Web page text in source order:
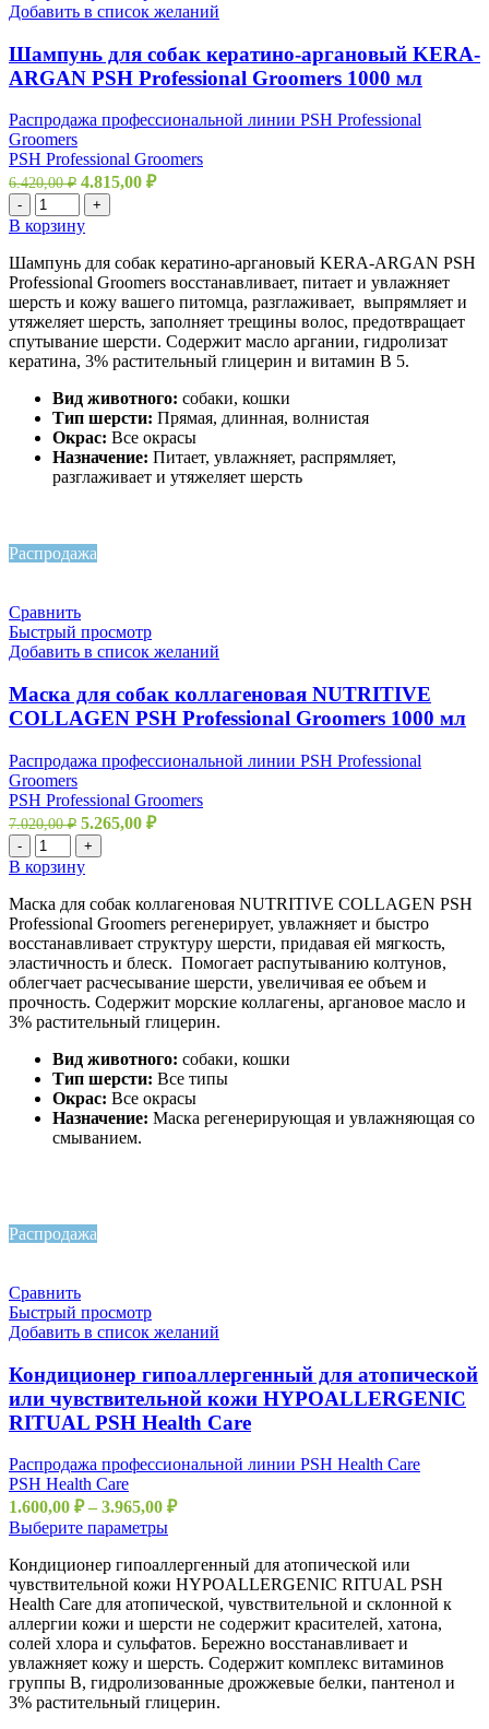
Добавить в список желаний
Шампунь для собак кератино-аргановый KERA-
ARGAN PSH Professional Groomers 1000 мл
Распродажа профессиональной линии PSH Professional
Groomers
PSH Professional Groomers
6.420,00₽ 4.815,00 ₽
- +
В корзину
Шампунь для собак кератино-аргановый KERA-ARGAN PSH
Professional Groomers восстанавливает, питает и увлажняет
шерсть и кожу вашего питомца, разглаживает, выпрямляет и
утяжеляет шерсть, заполняет трещины волос, предотвращает
спутывание шерсти. Содержит масло аргании, гидролизат
кератина, 3% растительный глицерин и витамин B 5.
Вид животного: собаки, кошки
Тип шерсти: Прямая, длинная, волнистая
Окрас: Все окрасы
Назначение: Питает, увлажняет, распрямляет,
разглаживает и утяжеляет шерсть
Распродажа
Сравнить
Быстрый просмотр
Добавить в список желаний
Маска для собак коллагеновая NUTRITIVE
COLLAGEN PSH Professional Groomers 1000 мл
Распродажа профессиональной линии PSH Professional
Groomers
PSH Professional Groomers
7.020,00₽ 5.265,00 ₽
- +
В корзину
Маска для собак коллагеновая NUTRITIVE COLLAGEN PSH
Professional Groomers регенерирует, увлажняет и быстро
восстанавливает структуру шерсти, придавая ей мягкость,
эластичность и блеск. Помогает распутыванию колтунов,
облегчает расчесывание шерсти, увеличивая ее объем и
прочность. Содержит морские коллагены, аргановое масло и
3% растительный глицерин.
Вид животного: собаки, кошки
Тип шерсти: Все типы
Окрас: Все окрасы
Назначение: Маска регенерирующая и увлажняющая со
смыванием.
Распродажа
Сравнить
Быстрый просмотр
Добавить в список желаний
Кондиционер гипоаллергенный для атопической
или чувствительной кожи HYPOALLERGENIC
RITUAL PSH Health Care
Распродажа профессиональной линии PSH Health Care
PSH Health Care
1.600,00 ₽ – 3.965,00 ₽
Выберите параметры
Кондиционер гипоаллергенный для атопической или
чувствительной кожи HYPOALLERGENIC RITUAL PSH
Health Care для атопической, чувствительной и склонной к
аллергии кожи и шерсти не содержит красителей, хатона,
солей хлора и сульфатов. Бережно восстанавливает и
увлажняет кожу и шерсть. Содержит комплекс витаминов
группы B, гидролизованные дрожжевые белки, пантенол и
3% растительный глицерин.